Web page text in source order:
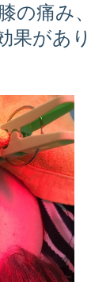
の痛み、
果があり